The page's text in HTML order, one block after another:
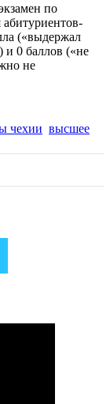
по
(«выдержал
и 0 баллов («не
не
чехии высшее